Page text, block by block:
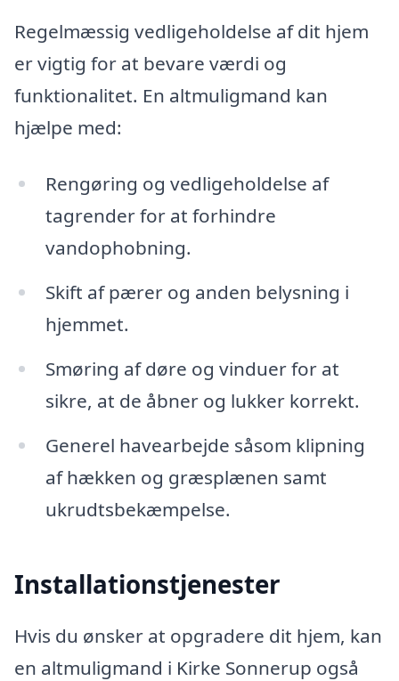
Regelmæssig vedligeholdelse af dit hjem
er vigtig for at bevare værdi og
funktionalitet. En altmuligmand kan
hjælpe med:
Rengøring og vedligeholdelse af
tagrender for at forhindre
vandophobning.
Skift af pærer og anden belysning i
hjemmet.
Smøring af døre og vinduer for at
sikre, at de åbner og lukker korrekt.
Generel havearbejde såsom klipning
af hækken og græsplænen samt
ukrudtsbekæmpelse.
Installationstjenester
Hvis du ønsker at opgradere dit hjem, kan
en altmuligmand i Kirke Sonnerup også